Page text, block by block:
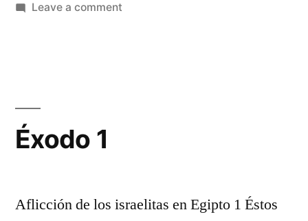
by
Leave a commenton
Éxodo 1
Aflicción de los israelitas en Egipto 1 Éstos